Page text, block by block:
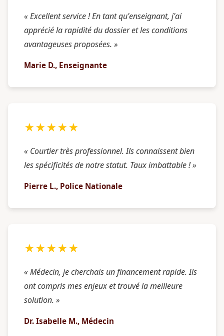
« Excellent service ! En tant qu'enseignant, j'ai
apprécié la rapidité du dossier et les conditions
avantageuses proposées. »
Marie D., Enseignante
★★★★★
« Courtier très professionnel. Ils connaissent bien
les spécificités de notre statut. Taux imbattable ! »
Pierre L., Police Nationale
★★★★★
« Médecin, je cherchais un financement rapide. Ils
ont compris mes enjeux et trouvé la meilleure
solution. »
Dr. Isabelle M., Médecin